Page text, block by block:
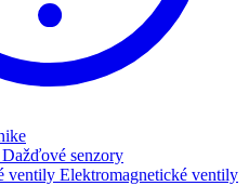
Dažďové senzory
Elektromagnetické ventily